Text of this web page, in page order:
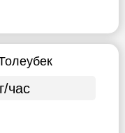
час